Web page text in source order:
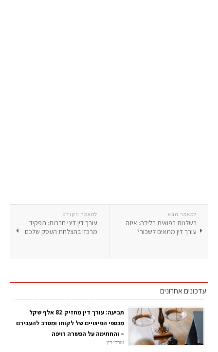
למאמר הקודם
עורך דין דיני חברות: תפקיד
מרכזי בהצלחת העסק שלכם
למאמר הבא
רשלנות רפואית בלידה: איזה
עורך דין מתאים לשכור?
עדכונים אחרונים
תביעה: עורך דין מחזיק 82 אלף שקל
מכספי הפיצויים של לקוחו ומסרב להעבירם
– והחתימה על הפשרה זויפה
עורכי דין